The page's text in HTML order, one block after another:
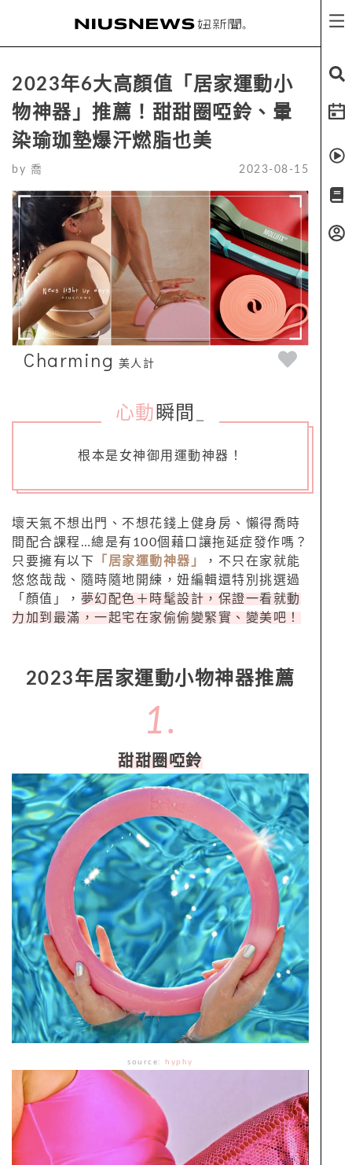
2023年6大高顏值「居家運動小
物神器」推薦！甜甜圈啞鈴、暈
染瑜珈墊爆汗燃脂也美
by 喬 2023-08-15
Charming 美人計
心動 瞬間
根本是女神御用運動神器！
壞天氣不想出門、不想花錢上健身房、懶得喬時
間配合課程…總是有100個藉口讓拖延症發作嗎？
只要擁有以下
「居家運動神器」
，不只在家就能
悠悠哉哉、隨時隨地開練，妞編輯還特別挑選過
「顏值」， 夢幻配色＋時髦設計，保證一看就動
力加到最滿，一起宅在家偷偷變緊實、變美吧！
2023年居家運動小物神器推薦
1.
甜甜圈啞鈴
source: hyphy